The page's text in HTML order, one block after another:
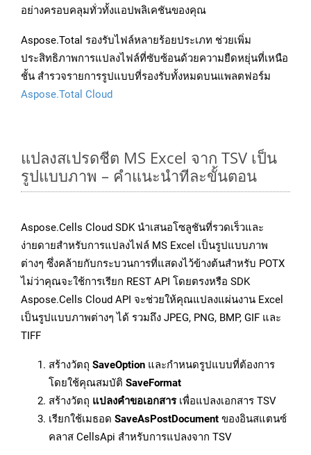
อย่างครอบคลุมทั่วทั้งแอปพลิเคชันของคุณ
Aspose.Total รองรับไฟล์หลายร้อยประเภท ช่วยเพิ่ม
ประสิทธิภาพการแปลงไฟล์ที่ซับซ้อนด้วยความยืดหยุ่นที่เหนือ
ชั้น สำรวจรายการรูปแบบที่รองรับทั้งหมดบนแพลตฟอร์ม
Aspose.Total Cloud
แปลงสเปรดชีต MS Excel จาก TSV เป็น
รูปแบบภาพ – คำแนะนำทีละขั้นตอน
Aspose.Cells Cloud SDK นำเสนอโซลูชันที่รวดเร็วและ
ง่ายดายสำหรับการแปลงไฟล์ MS Excel เป็นรูปแบบภาพ
ต่างๆ ซึ่งคล้ายกับกระบวนการที่แสดงไว้ข้างต้นสำหรับ POTX
ไม่ว่าคุณจะใช้การเรียก REST API โดยตรงหรือ SDK
Aspose.Cells Cloud API จะช่วยให้คุณแปลงแผ่นงาน Excel
เป็นรูปแบบภาพต่างๆ ได้ รวมถึง JPEG, PNG, BMP, GIF และ
TIFF
สร้างวัตถุ SaveOption และกำหนดรูปแบบที่ต้องการ
โดยใช้คุณสมบัติ SaveFormat
สร้างวัตถุ แปลงคำขอเอกสารเพื่อแปลงเอกสาร TSV
เรียกใช้เมธอด SaveAsPostDocument ของอินสแตนซ์
คลาส CellsApi สำหรับการแปลงจาก TSV